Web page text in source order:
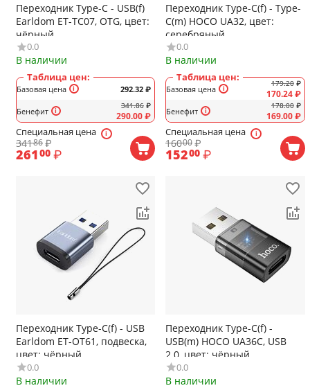
Переходник Type-C - USB(f)
Earldom ET-TC07, OTG, цвет:
чёрный
0.0
В наличии
Таблица цен:
Базовая цена
Бенефит
292.32 ₽
341.86 ₽
290.00₽
Специальная цена
34186 ₽
26100 ₽
Переходник Type-C(f) - Type-
C(m) HOCO UA32, цвет:
серебряный
0.0
В наличии
Таблица цен:
Базовая цена
Бенефит
179.20 ₽
170.24₽
178.00 ₽
169.00₽
Специальная цена
16000₽
15200 ₽
Переходник Type-C(f) - USB
Earldom ET-OT61, подвеска,
цвет: чёрный
0.0
В наличии
Переходник Type-C(f) -
USB(m) HOCO UA36C, USB
2.0, цвет: чёрный,
прозрачный
0.0
В наличии